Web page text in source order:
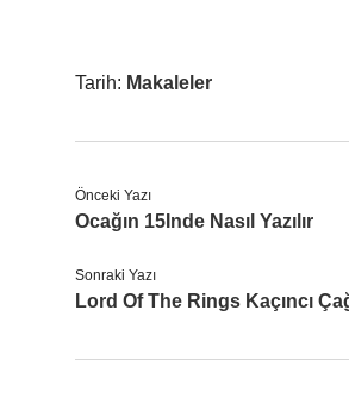
Tarih: Makaleler
Önceki Yazı
Ocağın 15Inde Nasıl Yazılır
Sonraki Yazı
Lord Of The Rings Kaçıncı